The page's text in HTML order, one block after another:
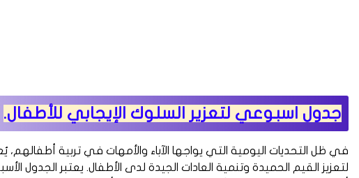
جدول اسبوعي لتعزير السلوك الإيجابي للأطفال.
في ظل التحديات اليومية التي يواجها الآباء والأمهات في تربية أطفالهم،
لتعزيز القيم الحميدة وتنمية العادات الجيدة لدى الأطفال. يعتبر الجدول